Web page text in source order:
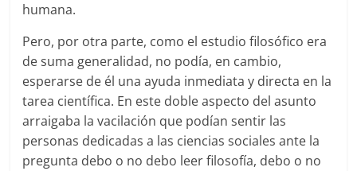
humana.
Pero, por otra parte, como el estudio filosófico era
de suma generalidad, no podía, en cambio,
esperarse de él una ayuda inmediata y directa en la
tarea científica. En este doble aspecto del asunto
arraigaba la vacilación que podían sentir las
personas dedicadas a las ciencias sociales ante la
pregunta debo o no debo leer filosofía, debo o no